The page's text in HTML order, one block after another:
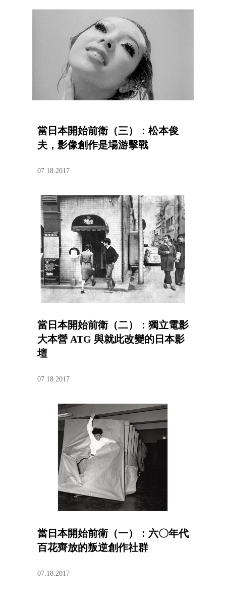
當日本開始前衛（三）：松本俊
夫，影像創作是場游擊戰
07.18.2017
當日本開始前衛（二）：獨立電影
大本營 ATG 與就此改變的日本影
壇
07.18.2017
當日本開始前衛（一）：六〇年代
百花齊放的叛逆創作社群
07.18.2017